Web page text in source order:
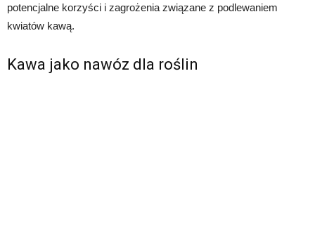
potencjalne korzyści i zagrożenia związane z podlewaniem
kwiatów kawą.
Kawa jako nawóz dla roślin